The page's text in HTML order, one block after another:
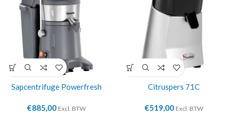
Sapcentrifuge Powerfresh
€885,00 Excl. BTW
Citruspers 71C
€519,00 Excl. BTW